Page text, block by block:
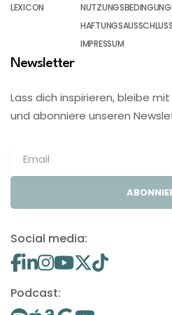
LEXICON
HAFTUNGSAUSSCHLUSS
IMPRESSUM
Newsletter
Lass dich inspirieren, bleibe
und abonniere unseren
Social media:
Podcast: